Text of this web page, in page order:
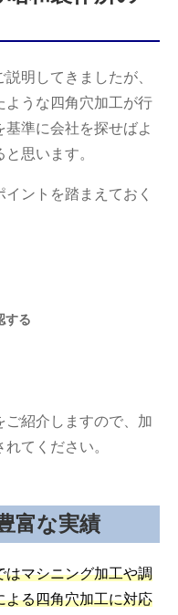
明してきましたが、
ような四角穴加工が行
基準に会社を探せばよ
思います。
ントを踏まえておく
する
ご紹介しますので、加
てください。
富な実績
はマシニング加工や調
よる四角穴加工に対応